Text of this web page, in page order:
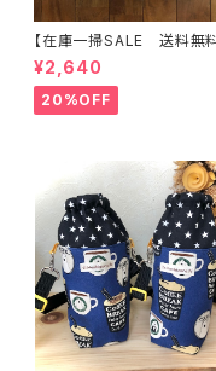
【在庫一掃SALE 送料無料
園バッグ☆32×43マチ
【ピーチ柄】★TB.39 幼稚園バ
ッグ トートバッグ キルテ
グ レッスンバッグ 桃 女
¥2,640
20%OFF